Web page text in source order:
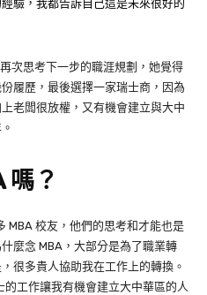
驗，我都告訴自己這是未來很好的
次思考下一步的職涯規劃，她覺得
履歷，最後選擇一家瑞士商，因為
老闆很放權，又有機會建立與大中
嗎？
MBA 校友，他們的思考和才能也是
麼念 MBA，大部分是為了職業轉
很多貴人協助我在工作上的轉換。
工作讓我有機會建立大中華區的人